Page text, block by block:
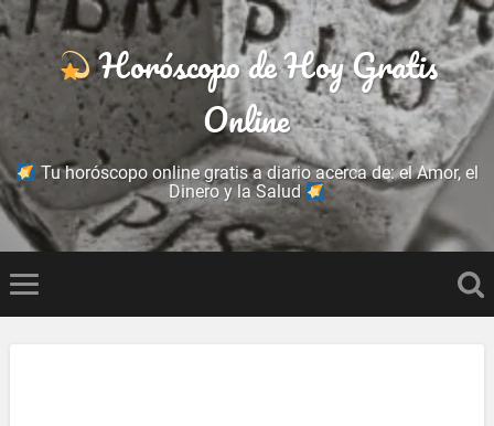
Horóscopo de Hoy Gratis
Online
Tu horóscopo online gratis a diario acerca de: el Amor, el
Dinero y la Salud